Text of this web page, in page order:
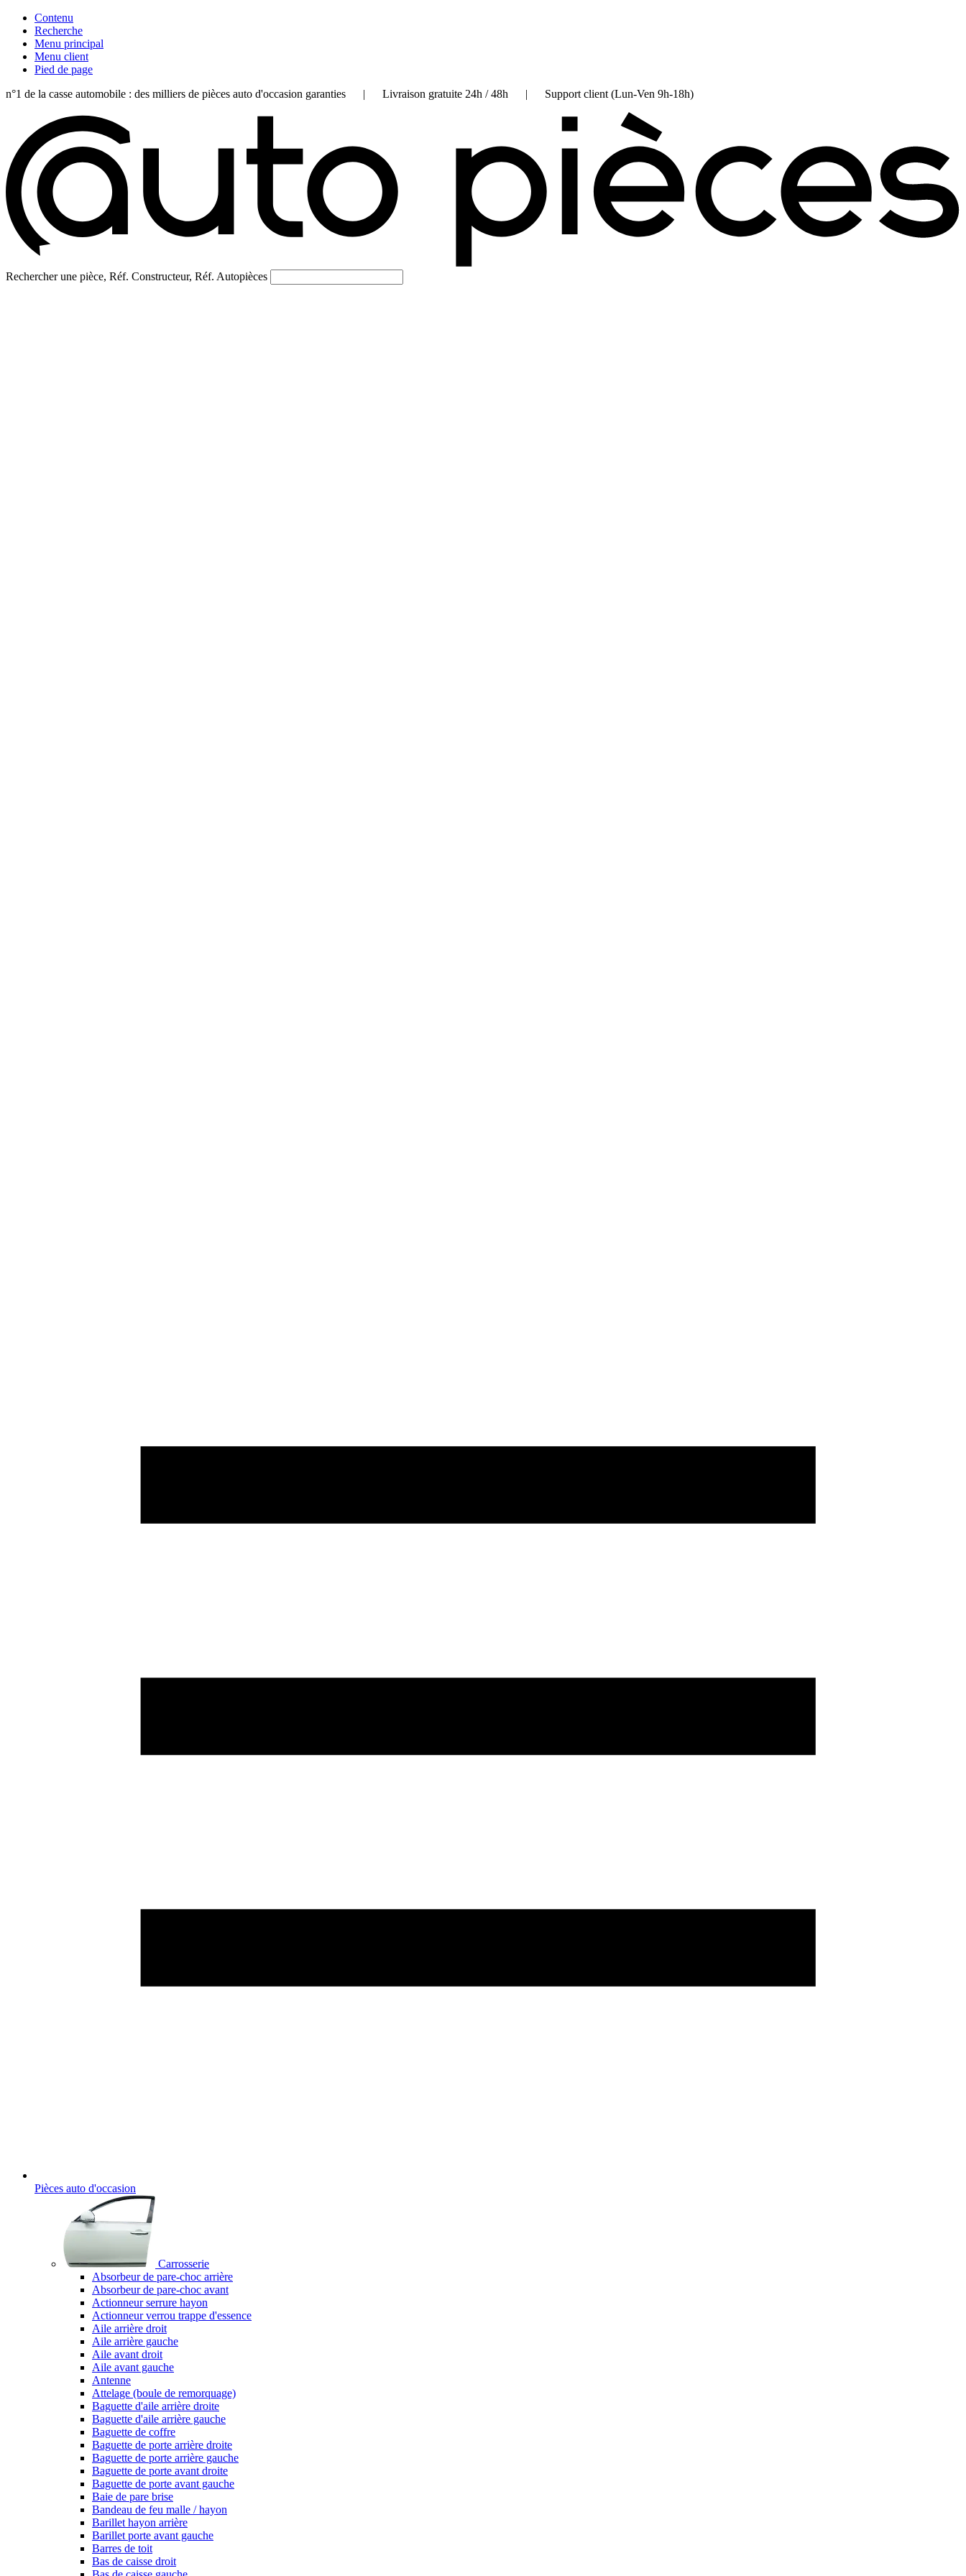
Contenu
Recherche
Menu principal
Menu client
Pied de page
n°1 de la casse automobile : des milliers de pièces auto d'occasion garanties | Livraison gratuite 24h / 48h | Support client (Lun-Ven 9h-18h)
Rechercher une pièce, Réf. Constructeur, Réf. Autopièces
Pièces auto d'occasion
Carrosserie
Absorbeur de pare-choc arrière
Absorbeur de pare-choc avant
Actionneur serrure hayon
Actionneur verrou trappe d'essence
Aile arrière droit
Aile arrière gauche
Aile avant droit
Aile avant gauche
Antenne
Attelage (boule de remorquage)
Baguette d'aile arrière droite
Baguette d'aile arrière gauche
Baguette de coffre
Baguette de porte arrière droite
Baguette de porte arrière gauche
Baguette de porte avant droite
Baguette de porte avant gauche
Baie de pare brise
Bandeau de feu malle / hayon
Barillet hayon arrière
Barillet porte avant gauche
Barres de toit
Bas de caisse droit